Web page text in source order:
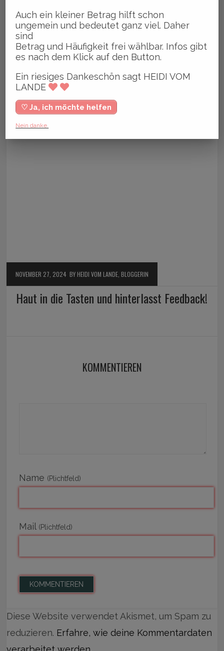
NOVEMBER 27, 2024 BY HEIDI VOM LANDE, BLOGGERIN
Haut in die Tasten und hinterlasst Feedback!
KOMMENTIEREN
Name (Plichtfeld)
Mail (Plichtfeld)
Diese Website verwendet Akismet, um Spam zu
reduzieren. Erfahre, wie deine Kommentardaten
Auch ein kleiner Betrag hilft schon
ungemein und bedeutet ganz viel. Daher
sind
Betrag und Häufigkeit frei wählbar. Infos gibt
es nach dem Klick auf den Button.
Ein riesiges Dankeschön sagt HEIDI VOM
LANDE
♡ Ja, ich möchte helfen
Nein danke.